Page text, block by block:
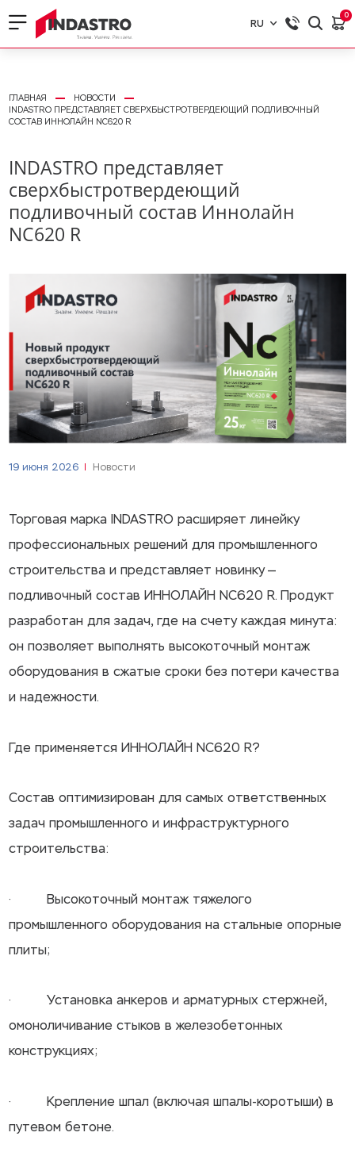
RU
RU
0
ГЛАВНАЯ
НОВОСТИ
INDASTRO ПРЕДСТАВЛЯЕТ СВЕРХБЫСТРОТВЕРДЕЮЩИЙ ПОДЛИВОЧНЫЙ
СОСТАВ ИННОЛАЙН NC620 R
INDASTRO представляет
сверхбыстротвердеющий
подливочный состав Иннолайн
NC620 R
19 июня 2026 Новости
Торговая марка INDASTRO расширяет линейку
профессиональных решений для промышленного
строительства и представляет новинку —
подливочный состав ИННОЛАЙН NC620 R. Продукт
разработан для задач, где на счету каждая минута:
он позволяет выполнять высокоточный монтаж
оборудования в сжатые сроки без потери качества
и надежности.
Где применяется ИННОЛАЙН NC620 R?
Состав оптимизирован для самых ответственных
задач промышленного и инфраструктурного
строительства:
· Высокоточный монтаж тяжелого
промышленного оборудования на стальные опорные
плиты;
· Установка анкеров и арматурных стержней,
омоноличивание стыков в железобетонных
конструкциях;
· Крепление шпал (включая шпалы-коротыши) в
путевом бетоне.